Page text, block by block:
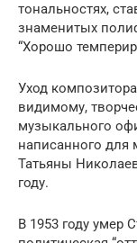
тональностях,
знаменитых
“Хорошо
Уход
видимому,
музыкального
написанного для
Татьяны
году.
В 1953 году умер